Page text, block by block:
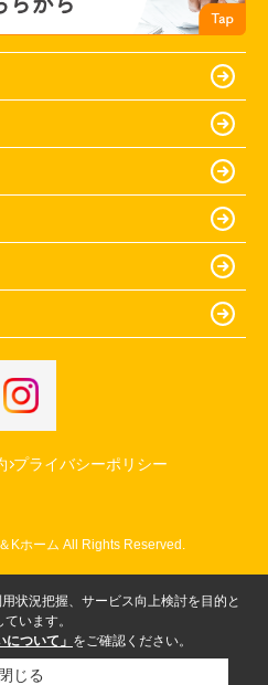
プライバシーポリシー
Kホーム All Rights Reserved.
状況把握、サービス向上検討を目的と
います。
について」 をご確認ください。
閉じる